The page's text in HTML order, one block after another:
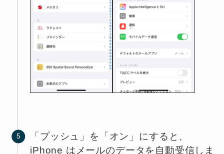
「プッシュ」を「オン」にすると、
iPhone はメールのデータを自動受信しま